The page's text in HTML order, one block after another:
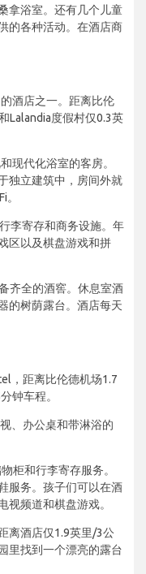
拿浴室。还有几个儿童
的各种活动。在酒店商
酒店之一。距离比伦
Lalandia度假村仅0.3英
现代化浴室的客房。
独立建筑中，房间外就
李寄存和商务设施。年
区以及棋盘游戏和拼
齐全的酒窖。休息室酒
的树荫露台。酒店每天
，距离比伦德机场1.7
钟车程。
、办公桌和带淋浴的
柜和行李寄存服务。
服务。孩子们可以在酒
视频道和棋盘游戏。
离酒店仅1.9英里/3公
里找到一个漂亮的露台